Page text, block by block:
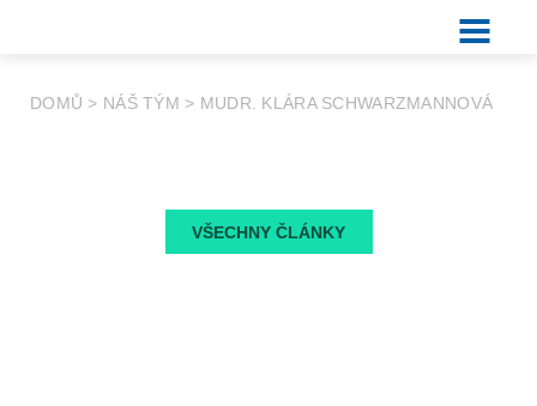
DOMŮ > NÁŠ TÝM > MUDR. KLÁRA SCHWARZMANNOVÁ
VŠECHNY ČLÁNKY